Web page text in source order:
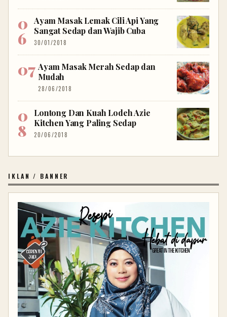
Ayam Masak Lemak Cili Api Yang
Sangat Sedap dan Wajib Cuba
30/01/2018
Ayam Masak Merah Sedap dan
Mudah
28/06/2018
Lontong Dan Kuah Lodeh Azie
Kitchen Yang Paling Sedap
20/06/2018
IKLAN / BANNER